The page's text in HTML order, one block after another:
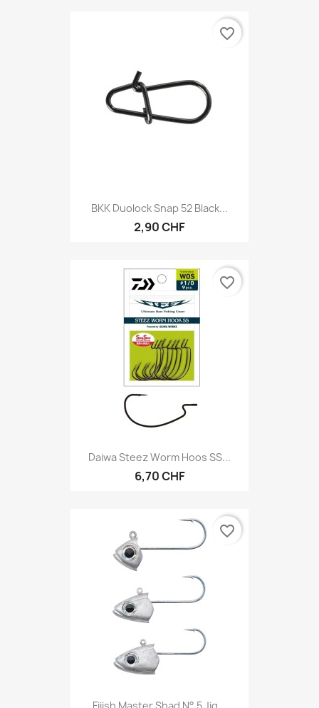
BKK Duolock Snap 52 Black...
2,90 CHF
favorite_border
Daiwa Steez Worm Hoos SS...
6,70 CHF
favorite_border
favorite_border